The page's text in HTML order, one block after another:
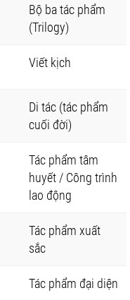
Bộ ba tác phẩm
(Trilogy)
Viết kịch
Di tác (tác phẩm
cuối đời)
Tác phẩm tâm
huyết / Công trình
lao động
Tác phẩm xuất
sắc
Tác phẩm đại diện